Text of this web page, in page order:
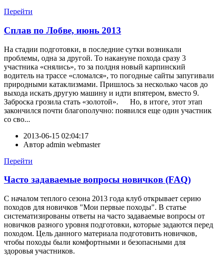
Перейти
Сплав по Лобве, июнь 2013
На стадии подготовки, в последние сутки возникали
проблемы, одна за другой. То накануне похода сразу 3
участника «снялись», то за полдня новый карпинский
водитель на трассе «сломался», то погодные сайты запугивали
природными катаклизмами. Пришлось за несколько часов до
выхода искать другую машину и идти впятером, вместо 9.
Заброска грозила стать «золотой». Но, в итоге, этот этап
закончился почти благополучно: появился еще один участник
со сво...
2013-06-15 02:04:17
Автор admin webmaster
Перейти
Часто задаваемые вопросы новичков (FAQ)
С началом теплого сезона 2013 года клуб открывает серию
походов для новичков "Мои первые походы". В статье
систематизированы ответы на часто задаваемые вопросы от
новичков разного уровня подготовки, которые задаются перед
походом. Цель данного материала подготовить новичков,
чтобы походы были комфортными и безопасными для
здоровья участников.